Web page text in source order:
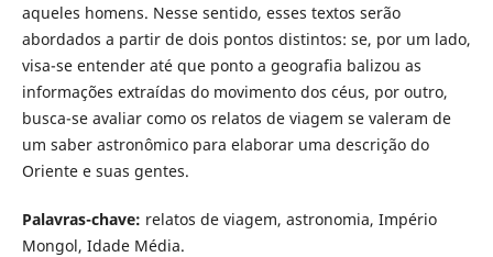
aqueles homens. Nesse sentido, esses textos serão
abordados a partir de dois pontos distintos: se, por um lado,
visa-se entender até que ponto a geografia balizou as
informações extraídas do movimento dos céus, por outro,
busca-se avaliar como os relatos de viagem se valeram de
um saber astronômico para elaborar uma descrição do
Oriente e suas gentes.
Palavras-chave: relatos de viagem, astronomia, Império
Mongol, Idade Média.